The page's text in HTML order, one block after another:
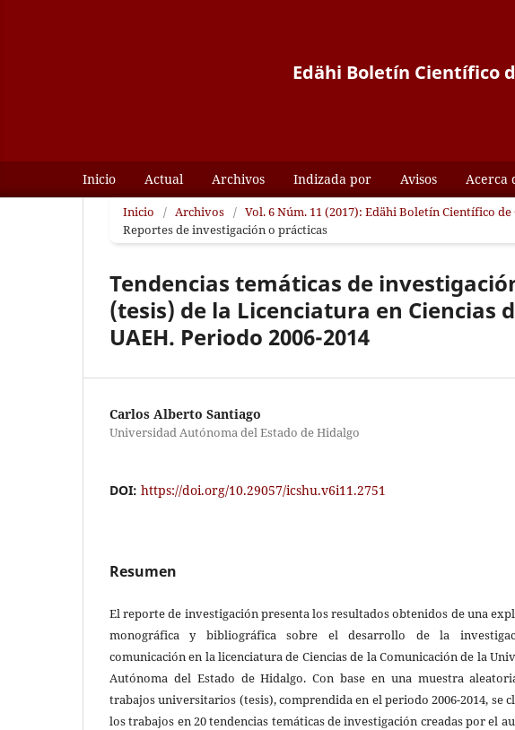
Edähi Boletín Científico
Inicio Actual Archivos Indizada por Avisos Acerca
Inicio / Archivos / Vol. 6 Núm. 11 (2017): Edähi Boletín Científico
Reportes de investigación o prácticas
Tendencias temáticas de
(tesis) de la Licenciatura en Ciencias
UAEH. Periodo 2006-2014
Carlos Alberto Santiago
Universidad Autónoma del Estado de Hidalgo
DOI: https://doi.org/10.29057/icshu.v6i11.2751
Resumen
El reporte de investigación presenta los resultados obtenidos de una
monográfica y bibliográfica sobre el desarrollo de la
comunicación en la licenciatura de Ciencias de la Comunicación de la
Autónoma del Estado de Hidalgo. Con base en una muestra
trabajos universitarios (tesis), comprendida en el periodo 2006-2014, se
los trabajos en 20 tendencias temáticas de investigación creadas por el